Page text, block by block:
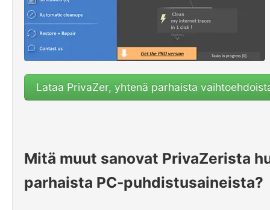
Lataa PrivaZer, yhtenä parhaista
Mitä muut sanovat PrivaZerista
parhaista PC-puhdistusaineista?